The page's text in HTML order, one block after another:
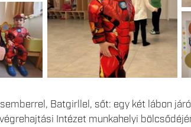
Batgirllel, sőt: egy két lábon
Intézet munkahelyi